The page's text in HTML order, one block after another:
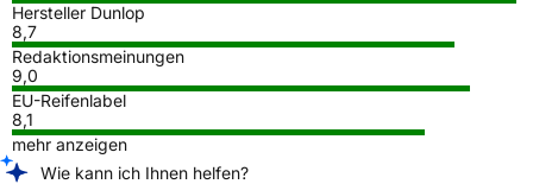
Hersteller Dunlop
8,7
Redaktionsmeinungen
9,0
EU-Reifenlabel
8,1
mehr anzeigen
Wie kann ich Ihnen helfen?